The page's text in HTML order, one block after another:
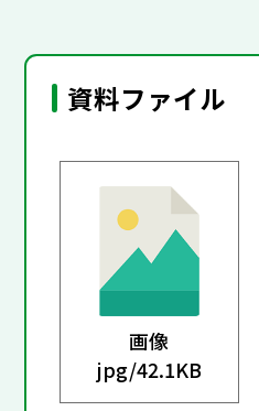
資料ファイル
画像
jpg/42.1KB